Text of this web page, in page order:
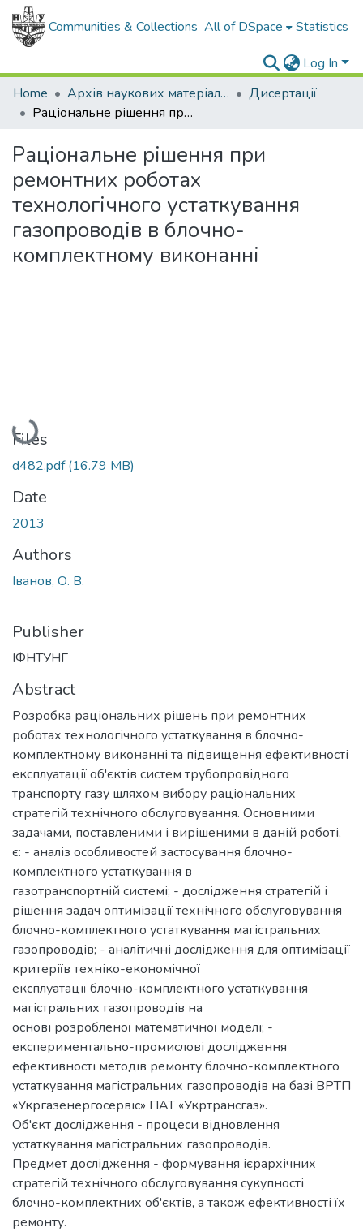
Communities & Collections All of DSpace Statistics
Log In
Home
Архів наукових матеріалів
Дисертації
Раціональне рішення при ремонтних роботах технологічного устаткування газопроводів в блочно-комплектному виконанні
Раціональне рішення при
ремонтних роботах
технологічного устаткування
газопроводів в блочно-
комплектному виконанні
Loading...
Files
d482.pdf(16.79 MB)
Date
2013
Authors
Іванов, О. В.
Publisher
ІФНТУНГ
Abstract
Розробка раціональних рішень при ремонтних
роботах технологічного устаткування в блочно-
комплектному виконанні та підвищення ефективності
експлуатації об'єктів систем трубопровідного
транспорту газу шляхом вибору раціональних
стратегій технічного обслуговування. Основними
задачами, поставленими і вирішеними в даній роботі,
є: - аналіз особливостей застосування блочно-
комплектного устаткування в
газотранспортній системі; - дослідження стратегій і
рішення задач оптимізації технічного обслуговування
блочно-комплектного устаткування магістральних
газопроводів; - аналітичні дослідження для оптимізації
критеріїв техніко-економічної
експлуатації блочно-комплектного устаткування
магістральних газопроводів на
основі розробленої математичної моделі; -
експериментально-промислові дослідження
ефективності методів ремонту блочно-комплектного
устаткування магістральних газопроводів на базі ВРТП
«Укргазенергосервіс» ПАТ «Укртрансгаз».
Об'єкт дослідження - процеси відновлення
устаткування магістральних газопроводів.
Предмет дослідження - формування ієрархічних
стратегій технічного обслуговування сукупності
блочно-комплектних об'єктів, а також ефективності їх
ремонту.